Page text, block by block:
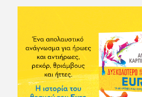
ταινίες κι έγραφε και στο
αισθηματικές περιπέτειες που
του - αν όχι και στον ίδιο. Πήγε
και διατήρησε μια καλή σχέση με
οποία αισθάνεται πως διάφορες
θέση. Κείμενο με την υπογραφή
Φίλαθλο το 1992. Επέστρεψε
δούλεψε για πολλούς (αφού
κάποιοι, αν όχι και όλοι, τον